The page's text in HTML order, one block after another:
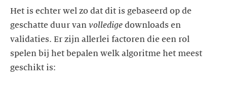
Het is echter wel zo dat dit is gebaseerd op de
geschatte duur van volledige downloads en
validaties. Er zijn allerlei factoren die een rol
spelen bij het bepalen welk algoritme het meest
geschikt is: